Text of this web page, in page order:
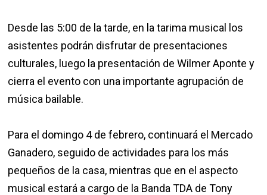
Desde las 5:00 de la tarde, en la tarima musical los
asistentes podrán disfrutar de presentaciones
culturales, luego la presentación de Wilmer Aponte y
cierra el evento con una importante agrupación de
música bailable.
Para el domingo 4 de febrero, continuará el Mercado
Ganadero, seguido de actividades para los más
pequeños de la casa, mientras que en el aspecto
musical estará a cargo de la Banda TDA de Tony